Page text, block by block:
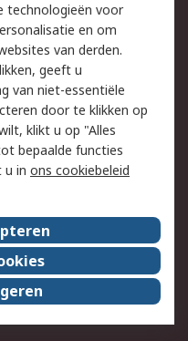
veiligheid
ons
bij RS
technologieën voor
en om
van derden.
geeft u
van niet-essentiële
door te klikken op
klikt u op "Alles
bepaalde functies
u in ons cookiebeleid